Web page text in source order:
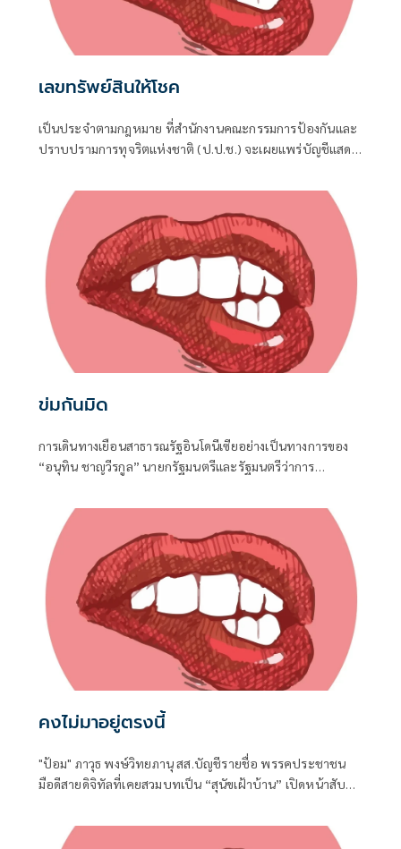
เลขทรัพย์สินให้โชค
เป็นประจำตามกฎหมาย ที่สำนักงานคณะกรรมการป้องกันและ
ปราบปรามการทุจริตแห่งชาติ (ป.ป.ช.) จะเผยแพร่บัญชีแสดง
ว่าจะเป็นกรณีเข้ารับตำแหน่ง หรือพ้นจากตำแหน่ง
ข่มกันมิด
การเดินทางเยือนสาธารณรัฐอินโดนีเซียอย่างเป็นทางการของ
“อนุทิน ชาญวีรกูล” นายกรัฐมนตรีและรัฐมนตรีว่าการ
ประวัติศาสตร์ ที่สะท้อนถึงเกียรติภูมิอันโดดเด่นของ
ประเทศไทยบนเวทีโลกได้อย่างชัดเจน
คงไม่มาอยู่ตรงนี้
"ป้อม" ภาวุธ พงษ์วิทยภานุ สส.บัญชีรายชื่อ พรรคประชาชน
มือดีสายดิจิทัลที่เคยสวมบทเป็น “สุนัขเฝ้าบ้าน” เปิดหน้าสับ
กระทรวงดิจิทัลเพื่อเศรษฐกิจและสังคม (ดีอี)